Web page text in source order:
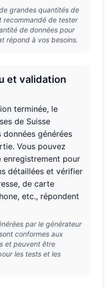
grandes quantités de
recommandé de tester
de données pour
répond à vos besoins.
et validation
terminée, le
de Suisse
générées
Vous pouvez
enregistrement pour
détaillées et vérifier
de carte
etc., répondent
par le générateur
conformes aux
et peuvent être
les tests et les